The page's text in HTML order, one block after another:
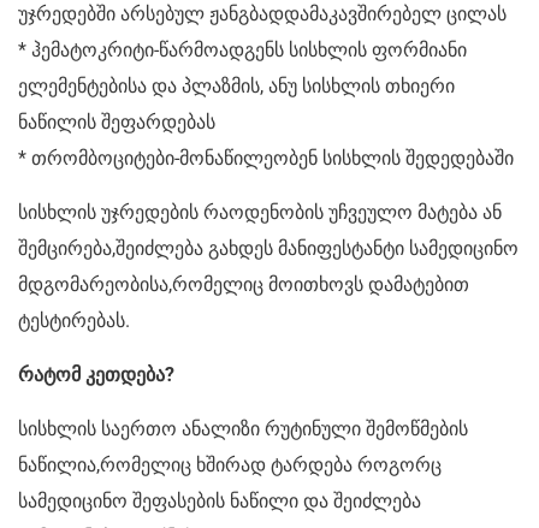
უჯრედებში არსებულ ჟანგბადდამაკავშირებელ ცილას
* ჰემატოკრიტი-წარმოადგენს სისხლის ფორმიანი
ელემენტებისა და პლაზმის, ანუ სისხლის თხიერი
ნაწილის შეფარდებას
* თრომბოციტები-მონაწილეობენ სისხლის შედედებაში
სისხლის უჯრედების რაოდენობის უჩვეულო მატება ან
შემცირება,შეიძლება გახდეს მანიფესტანტი სამედიცინო
მდგომარეობისა,რომელიც მოითხოვს დამატებით
ტესტირებას.
რატომ კეთდება?
სისხლის საერთო ანალიზი რუტინული შემოწმების
ნაწილია,რომელიც ხშირად ტარდება როგორც
სამედიცინო შეფასების ნაწილი და შეიძლება